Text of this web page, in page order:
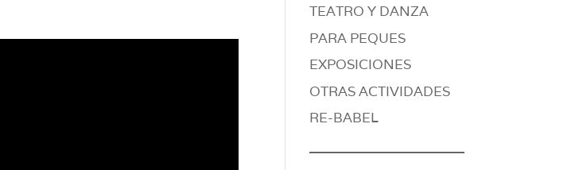
TEATRO Y DANZA
PARA PEQUES
EXPOSICIONES
OTRAS ACTIVIDADES
RE-BABEL